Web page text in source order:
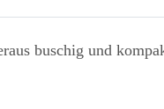
buschig und